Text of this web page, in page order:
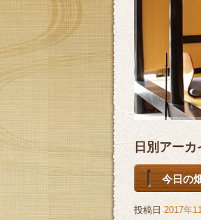
日別アーカ
今日の
投稿日 2017年